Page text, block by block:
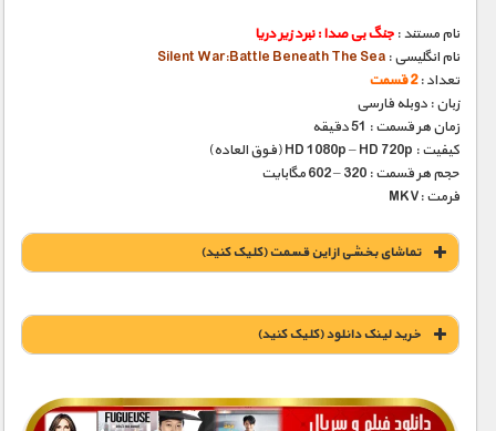
نام مستند : جنگ بی صدا : نبرد زیر دریا
نام انگلیسی : Silent War:Battle Beneath The Sea
تعداد :2 قسمت
زبان : دوبله فارسی
زمان هر قسمت : 51 دقیقه
کیفیت : HD 1080p – HD 720p (فوق العاده)
حجم هر قسمت : 320 – 602 مگابایت
فرمت :MKV
تماشای بخشی از این قسمت (کلیک کنید)
خريد لينک دانلود (کليک کنيد)
1900 تومان – دانلود قسمت 1 (افزودن به سبد خريد)